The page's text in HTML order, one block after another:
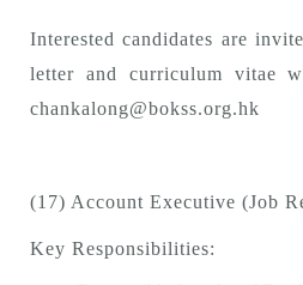
Interested candidates are
letter and curriculum vitae
chankalong@bokss.org.hk
(17) Account Executive (Job
Key Responsibilities: